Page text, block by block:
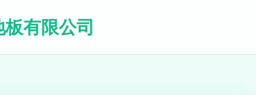
有限公司